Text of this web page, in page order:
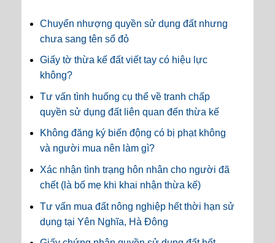
Chuyển nhượng quyền sử dụng đất nhưng
chưa sang tên sổ đỏ
Giấy tờ thừa kế đất viết tay có hiệu lực
không?
Tư vấn tình huống cụ thể về tranh chấp
quyền sử dụng đất liên quan đến thừa kế
Không đăng ký biến động có bị phạt không
và người mua nên làm gì?
Xác nhận tình trạng hôn nhân cho người đã
chết (là bố mẹ khi khai nhận thừa kế)
Tư vấn mua đất nông nghiệp hết thời hạn sử
dụng tại Yên Nghĩa, Hà Đông